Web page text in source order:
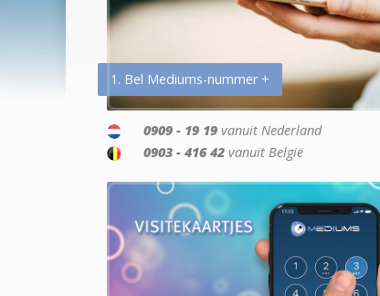
1. Bel Mediums-nummer +
0909 - 19 19 vanuit Nederland
0903 - 416 42 vanuit België